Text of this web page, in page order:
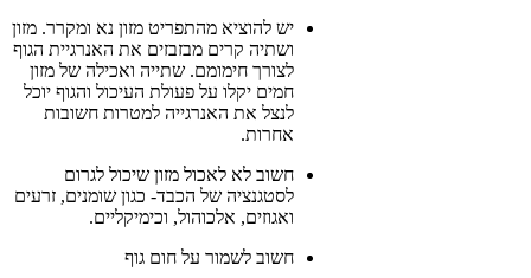
יש להוציא מהתפריט מזון נא ומקרר. מזון
ושתיה קרים מבזבזים את האנרגיית הגוף
לצורך חימומם. שתייה ואכילה של מזון
חמים יקלו על פעולת העיכול והגוף יוכל
לנצל את האנרגייה למטרות חשובות
אחרות.
חשוב לא לאכול מזון שיכול לגרום
לסטגנציה של הכבד- כגון שומנים, זרעים
ואגוזים, אלכוהול, וכימיקליים.
חשוב לשמור על חום גוף